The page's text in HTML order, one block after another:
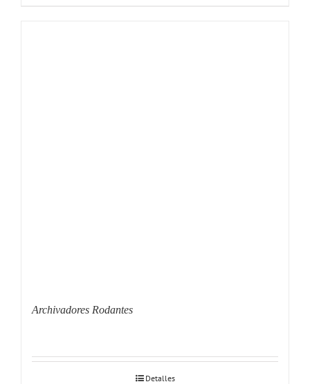
Archivadores Rodantes
Detalles